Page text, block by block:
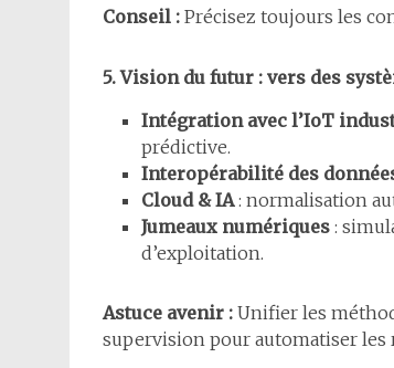
Conseil : Précisez toujours les
5. Vision du futur : vers des
Intégration avec l’IoT
prédictive.
Interopérabilité des
Cloud & IA: normalisation
Jumeaux numériques :
d’exploitation.
Astuce avenir : Unifier les
supervision pour automatiser les